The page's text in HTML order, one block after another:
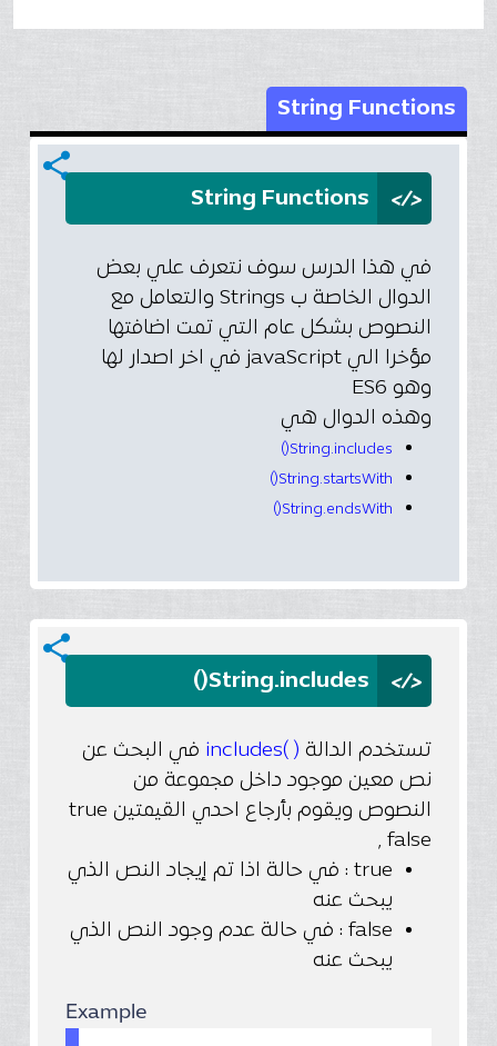
String Functions
share
</>
String Functions
في هذا الدرس سوف نتعرف علي بعض
الدوال الخاصة ب Strings والتعامل مع
النصوص بشكل عام التي تمت اضافتها
مؤخرا الي javaScript في اخر اصدار لها
وهو ES6
وهذه الدوال هي
String.includes()
String.startsWith()
String.endsWith()
share
</>
String.includes()
تستخدم الدالة ( )includes
في البحث عن
نص معين موجود داخل مجموعة من
النصوص ويقوم بأرجاع احدي القيمتين true
, false
true : في حالة اذا تم إيجاد النص الذي
يبحث عنه
false : في حالة عدم وجود النص الذي
يبحث عنه
Example